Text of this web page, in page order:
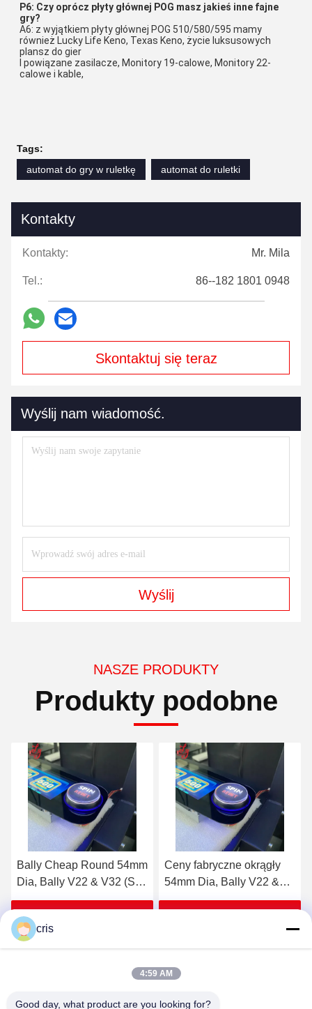
P6: Czy oprócz płyty głównej POG masz jakieś inne fajne
gry?
A6: z wyjątkiem płyty głównej POG 510/580/595 mamy
również Lucky Life Keno, Texas Keno, życie luksusowych
plansz do gier
I powiązane zasilacze, Monitory 19-calowe, Monitory 22-
calowe i kable,
Tags:
automat do gry w ruletkę
automat do ruletki
Kontakty
Kontakty: Mr. Mila
Tel.: 86--182 1801 0948
Skontaktuj się teraz
Wyślij nam wiadomość.
Wyślij
NASZE PRODUKTY
Produkty podobne
Bally Cheap Round 54mm
Dia, Bally V22 & V32 (SP-
RND-Bally) Bally Button
Na sprzedaż
Uzyskaj najlepszą cenę
Ceny fabryczne okrągły
54mm Dia, Bally V22 &
V32 (SP-RND-Bally) Bally
cris
4:59 AM
Good day, what product are you looking for?